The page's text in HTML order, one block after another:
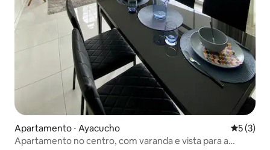
Apartamento ⋅ Ayacucho 5 de
5 (3)
Apartamento no centro, com varanda e vista para a